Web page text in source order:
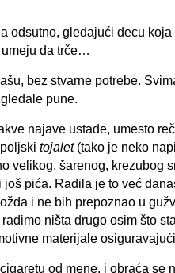
odsutno, gledajući decu koja
da trče…
bez stvarne potrebe.
pune.
najave ustade, umesto
tojalet(tako je neko
velikog, šarenog, krezubog
pića. Radila je to već
i ne bih prepoznao u
ništa drugo osim što
materijale
od mene, i obraća se